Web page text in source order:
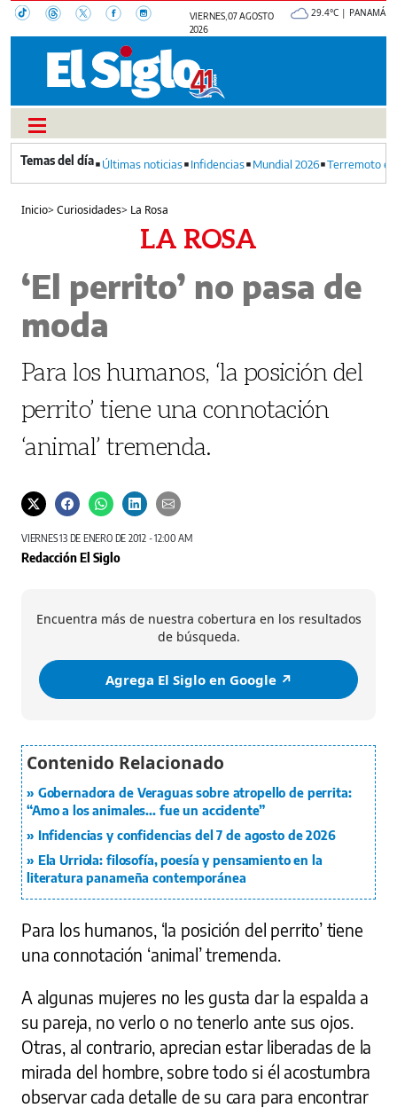
VIERNES, 07 AGOSTO
2026
29.4°C | PANAMÁ
Últimas noticias Infidencias Mundial 2026 Terremoto
Inicio>Curiosidades> La Rosa
LA ROSA
‘El perrito’ no pasa de
moda
Para los humanos, ‘la posición del
perrito’ tiene una connotación
‘animal’ tremenda.
VIERNES 13 DE ENERO DE 2012 - 12:00 AM
Redacción El Siglo
Encuentra más de nuestra cobertura en los resultados
de búsqueda.
Agrega El Siglo en Google ↗️
Gobernadora de Veraguas sobre atropello de perrita:
“Amo a los animales... fue un accidente”
Infidencias y confidencias del 7 de agosto de 2026
Ela Urriola: filosofía, poesía y pensamiento en la
literatura panameña contemporánea
Para los humanos, ‘la posición del perrito’ tiene
una connotación ‘animal’ tremenda.
A algunas mujeres no les gusta dar la espalda a
su pareja, no verlo o no tenerlo ante sus ojos.
Otras, al contrario, aprecian estar liberadas de la
mirada del hombre, sobre todo si él acostumbra
observar cada detalle de su cara para encontrar